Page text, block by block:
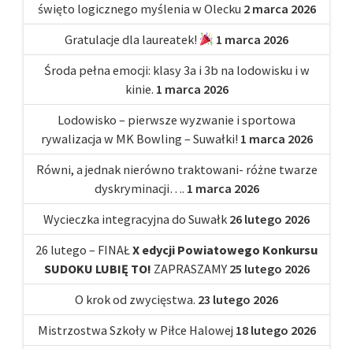
święto logicznego myślenia w Olecku 2 marca 2026
Gratulacje dla laureatek!
1 marca 2026
Środa pełna emocji: klasy 3a i 3b na lodowisku i w
kinie. 1 marca 2026
Lodowisko – pierwsze wyzwanie i sportowa
rywalizacja w MK Bowling – Suwałki! 1 marca 2026
Równi, a jednak nierówno traktowani- różne twarze
dyskryminacji…. 1 marca 2026
Wycieczka integracyjna do Suwałk 26 lutego 2026
26 lutego – FINAŁX edycji Powiatowego Konkursu
SUDOKU LUBIĘ TO! ZAPRASZAMY 25 lutego 2026
O krok od zwycięstwa. 23 lutego 2026
Mistrzostwa Szkoły w Piłce Halowej 18 lutego 2026